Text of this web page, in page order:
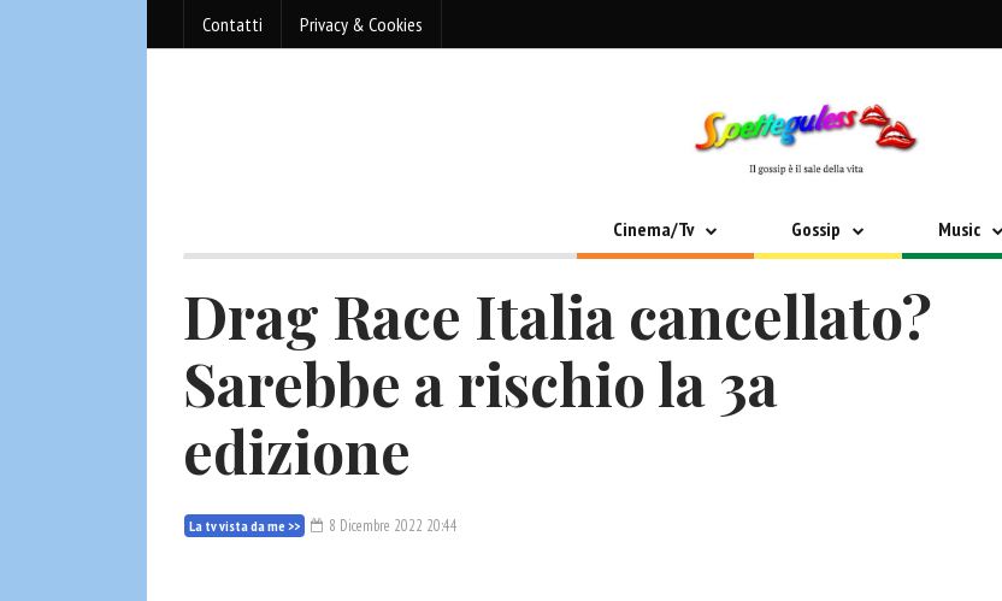
Contatti Privacy & Cookies
Cinema/Tv Gossip Music
Drag Race Italia cancellato?
Sarebbe a rischio la 3a
edizione
La tv vista da me >> 8 Dicembre 2022 20:44